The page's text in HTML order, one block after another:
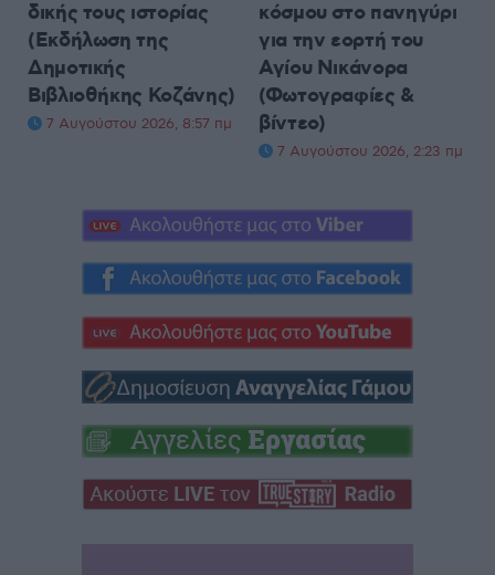
δικής τους ιστορίας
(Εκδήλωση της
Δημοτικής
Βιβλιοθήκης Κοζάνης)
7 Αυγούστου 2026, 8:57 πμ
κόσμου στο πανηγύρι
για την εορτή του
Αγίου Νικάνορα
(Φωτογραφίες &
βίντεο)
7 Αυγούστου 2026, 2:23 πμ